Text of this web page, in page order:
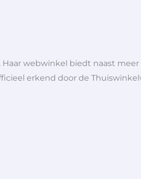
webwinkel biedt naast
erkend door de